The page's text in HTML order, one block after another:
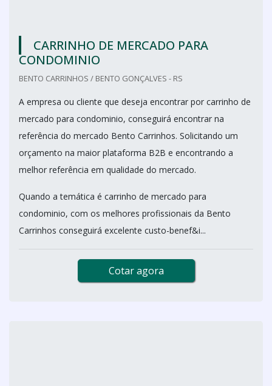
CARRINHO DE MERCADO PARA
CONDOMINIO
BENTO CARRINHOS / BENTO GONÇALVES - RS
A empresa ou cliente que deseja encontrar por carrinho de
mercado para condominio, conseguirá encontrar na
referência do mercado Bento Carrinhos. Solicitando um
orçamento na maior plataforma B2B e encontrando a
melhor referência em qualidade do mercado.
Quando a temática é carrinho de mercado para
condominio, com os melhores profissionais da Bento
Carrinhos conseguirá excelente custo-benef&i...
Cotar agora